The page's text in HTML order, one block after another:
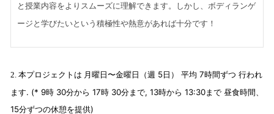
と授業内容をよりスムーズに理解できます。しかし、ボディランゲ
ージと学びたいという積極性や熱意があれば十分です！
2. 本プロジェクトは 月曜日〜金曜日 （週 5日 ） 平均 7時間ずつ 行われ
ます. (* 9時 30分から 17時 30分まで, 13時から 13:30まで 昼食時間、
15分ずつの休憩を提供)